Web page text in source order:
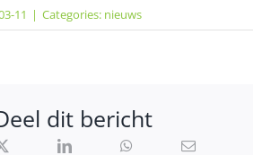
11 | Categories: nieuws
dit bericht